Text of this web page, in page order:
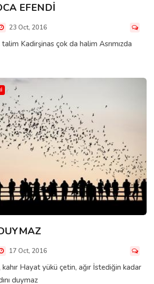
EFENDİ
23 Oct, 2016
Kadirşinas çok da halim Asrımızda
17 Oct, 2016
Hayat yükü çetin, ağır İstediğin kadar
duymaz